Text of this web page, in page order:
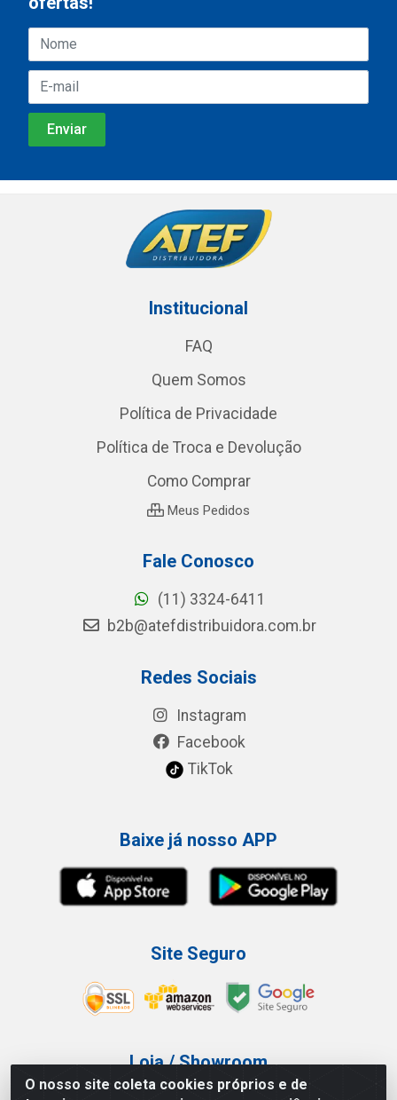
O nosso site coleta cookies próprios e de
Institucional
FAQ
Quem Somos
Política de Privacidade
Política de Troca e Devolução
Como Comprar
Meus Pedidos
Fale Conosco
(11) 3324-6411
b2b@atefdistribuidora.com.br
Redes Sociais
Instagram
Facebook
TikTok
Baixe já nosso APP
Site Seguro
Loja / Showroom
Tel.: (11) 3227-0546